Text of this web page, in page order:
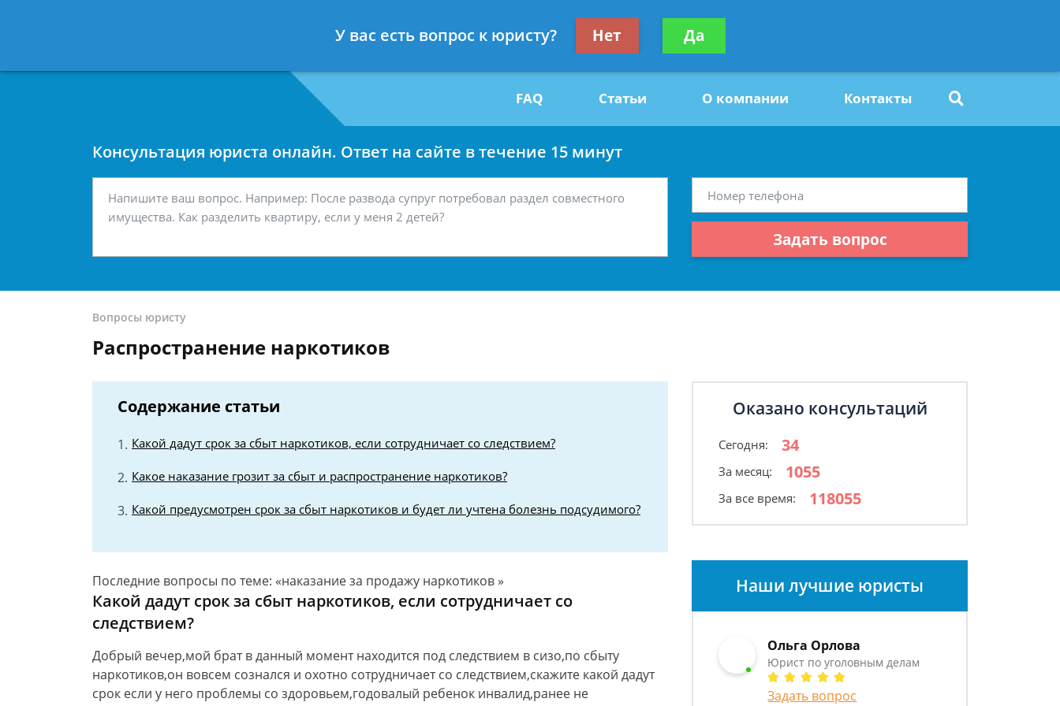
7 812 467-34-29
Получите консультацию
бесплатно
FAQ Статьи О компании Контакты
Консультация юриста онлайн. Ответ на сайте в течение 15 минут
Задать вопрос
Вопросы юристу
Распространение наркотиков
Содержание статьи
Какой дадут срок за сбыт наркотиков, если сотрудничает со следствием?
Какое наказание грозит за сбыт и распространение наркотиков?
Какой предусмотрен срок за сбыт наркотиков и будет ли учтена болезнь подсудимого?
Последние вопросы по теме: «наказание за продажу наркотиков »
Какой дадут срок за сбыт наркотиков, если сотрудничает со
следствием?
Добрый вечер,мой брат в данный момент находится под следствием в сизо,по сбыту
наркотиков,он вовсем сознался и охотно сотрудничает со следствием,скажите какой дадут
срок если у него проблемы со здоровьем,годовалый ребенок инвалид,ранее не
Оказано консультаций
Сегодня: 34
За месяц: 1055
За все время: 118055
Наши лучшие юристы
Ольга Орлова
Юрист по уголовным делам
Задать вопрос
У вас есть вопрос к юристу? Нет Да